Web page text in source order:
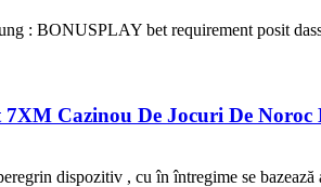
: BONUSPLAY bet requirement posit
7XM Cazinou De Jocuri De
dispozitiv , cu în întregime se bazează